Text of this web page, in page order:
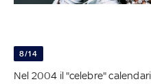
8/14
Nel 2004 il "celebre"